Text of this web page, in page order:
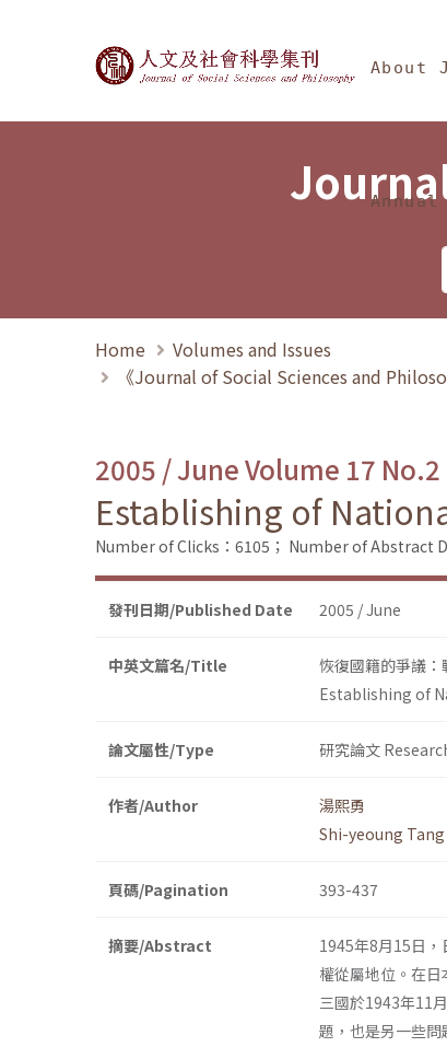
Journal of Social About
Home
Volumes and Issues
《Journal of Social Sciences and
2005 / June Volume 17 No.2
Establishing of
Number of Clicks：6105； Number of Abstract
發刊日期/Published Date 2005 / June
中英文篇名/Title
恢復國籍的爭議
Establishing of
論文屬性/Type 研究論文
作者/Author
湯熙勇
Shi-yeoung Tang
頁碼/Pagination 393-437
摘要/Abstract
1945年8月15日
權從屬地位。在
三國於1943年11
題，也是另一些